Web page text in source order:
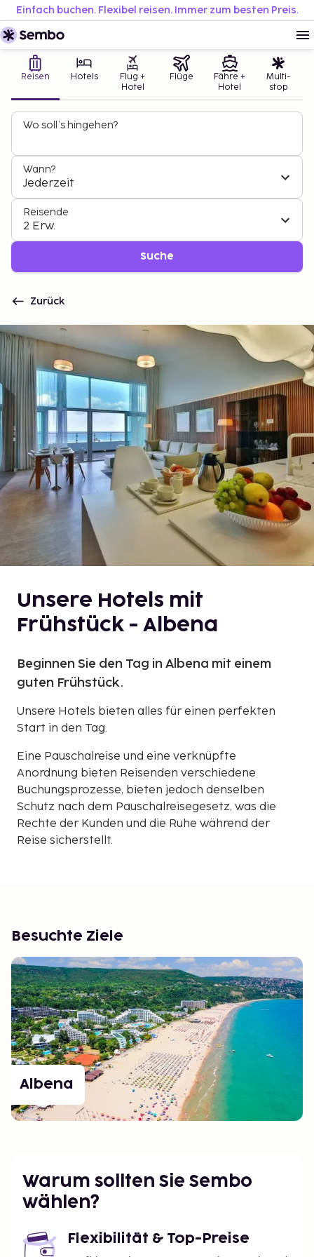
Einfach buchen. Flexibel reisen. Immer zum besten Preis.
Reisen Hotels
Flug +
Hotel
Flüge
Fähre +
Hotel
Multi-
stop
Wo soll’s hingehen?
Wann?
Jederzeit
Reisende
2 Erw.
Suche
Zurück
Unsere Hotels mit
Frühstück - Albena
Beginnen Sie den Tag in Albena mit einem
guten Frühstück.
Unsere Hotels bieten alles für einen perfekten
Start in den Tag.
Eine Pauschalreise und eine verknüpfte
Anordnung bieten Reisenden verschiedene
Buchungsprozesse, bieten jedoch denselben
Schutz nach dem Pauschalreisegesetz, was die
Rechte der Kunden und die Ruhe während der
Reise sicherstellt.
Besuchte Ziele
Albena
Warum sollten Sie Sembo
wählen?
Flexibilität & Top-Preise